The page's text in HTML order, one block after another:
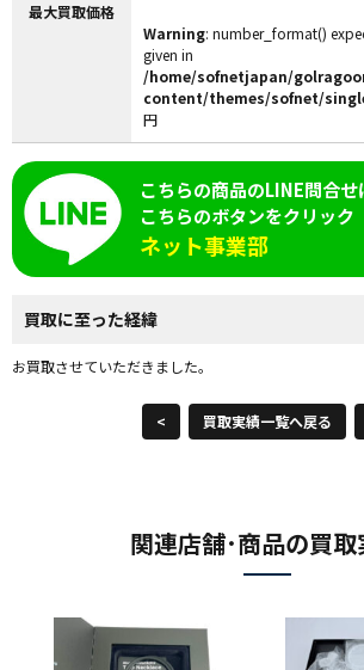
最大買取価格
Warning: number_format()
given in
/home/sofnetjapan/
content/themes/sofnet/
円
こちらの商品のLINE問合せ
こちらのボタンをクリック
ネット事業部
買取に至った経緯
お買取させていただきました。
< 買取実績一覧へ戻る
関連店舗･商品の買